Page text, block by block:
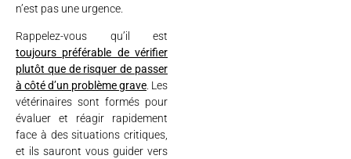
n’est pas une urgence.
Rappelez-vous qu’il est
toujours préférable de vérifier
plutôt que de risquer de passer
à côté d’un problème grave. Les
vétérinaires sont formés pour
évaluer et réagir rapidement
face à des situations critiques,
et ils sauront vous guider vers